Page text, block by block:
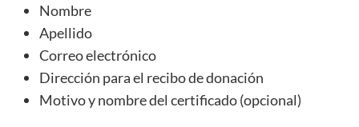
Nombre
Apellido
Correo electrónico
Dirección para el recibo de donación
Motivo y nombre del certificado (opcional)